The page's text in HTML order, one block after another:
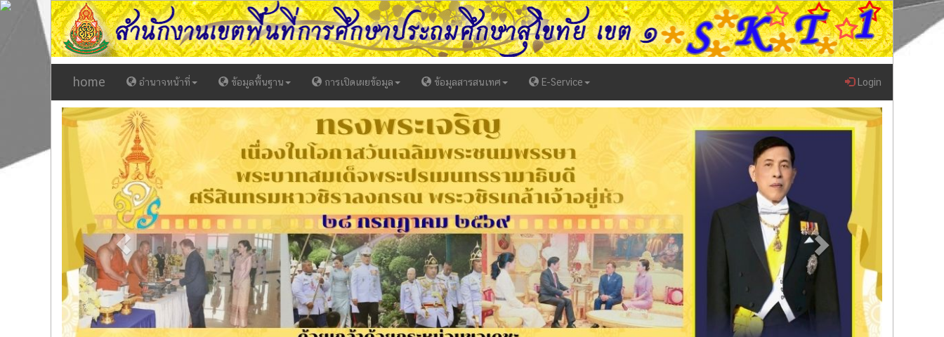
home อำนาจหน้าที่ ข้อมูลพื้นฐาน การเปิดเผยข้อมูล ข้อมูลสารสนเทศ E-Service Login
Previous Next